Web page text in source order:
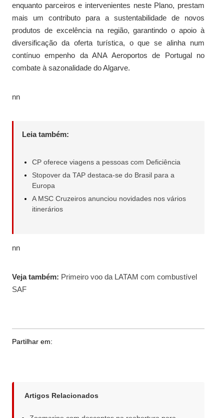
enquanto parceiros e intervenientes neste Plano, prestam
mais um contributo para a sustentabilidade de novos
produtos de excelência na região, garantindo o apoio à
diversificação da oferta turística, o que se alinha num
contínuo empenho da ANA Aeroportos de Portugal no
combate à sazonalidade do Algarve.
nn
Leia também:
CP oferece viagens a pessoas com Deficiência
Stopover da TAP destaca-se do Brasil para a
Europa
A MSC Cruzeiros anunciou novidades nos vários
itinerários
nn
Veja também: Primeiro voo da LATAM com combustível
SAF
Partilhar em:
Artigos Relacionados